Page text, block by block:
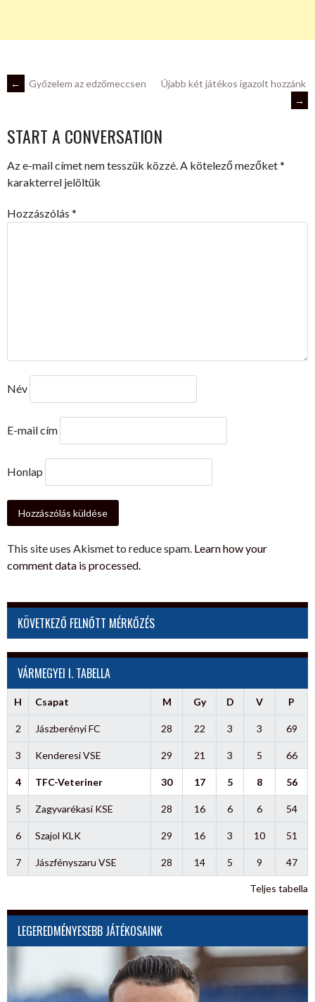
POST
NAVIGATION
← Győzelem az edzőmeccsen
Újabb két játékos igazolt hozzánk
→
START A CONVERSATION
Az e-mail címet nem tesszük közzé.A kötelező mezőket*
karakterrel jelöltük
Hozzászólás *
Név
E-mail cím
Honlap
This site uses Akismet to reduce spam. Learn how your
comment data is processed.
KÖVETKEZŐ FELNŐTT MÉRKŐZÉS
VÁRMEGYEI I. TABELLA
H Csapat M Gy D V P
2 Jászberényi FC 28 22 3 3 69
3 Kenderesi VSE 29 21 3 5 66
4 TFC-Veteriner 30 17 5 8 56
5 Zagyvarékasi KSE 28 16 6 6 54
6 Szajol KLK 29 16 3 10 51
7 Jászfényszaru VSE 28 14 5 9 47
Teljes tabella
LEGEREDMÉNYESEBB JÁTÉKOSAINK